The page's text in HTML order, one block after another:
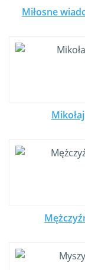
Miłosne
Mikołaj